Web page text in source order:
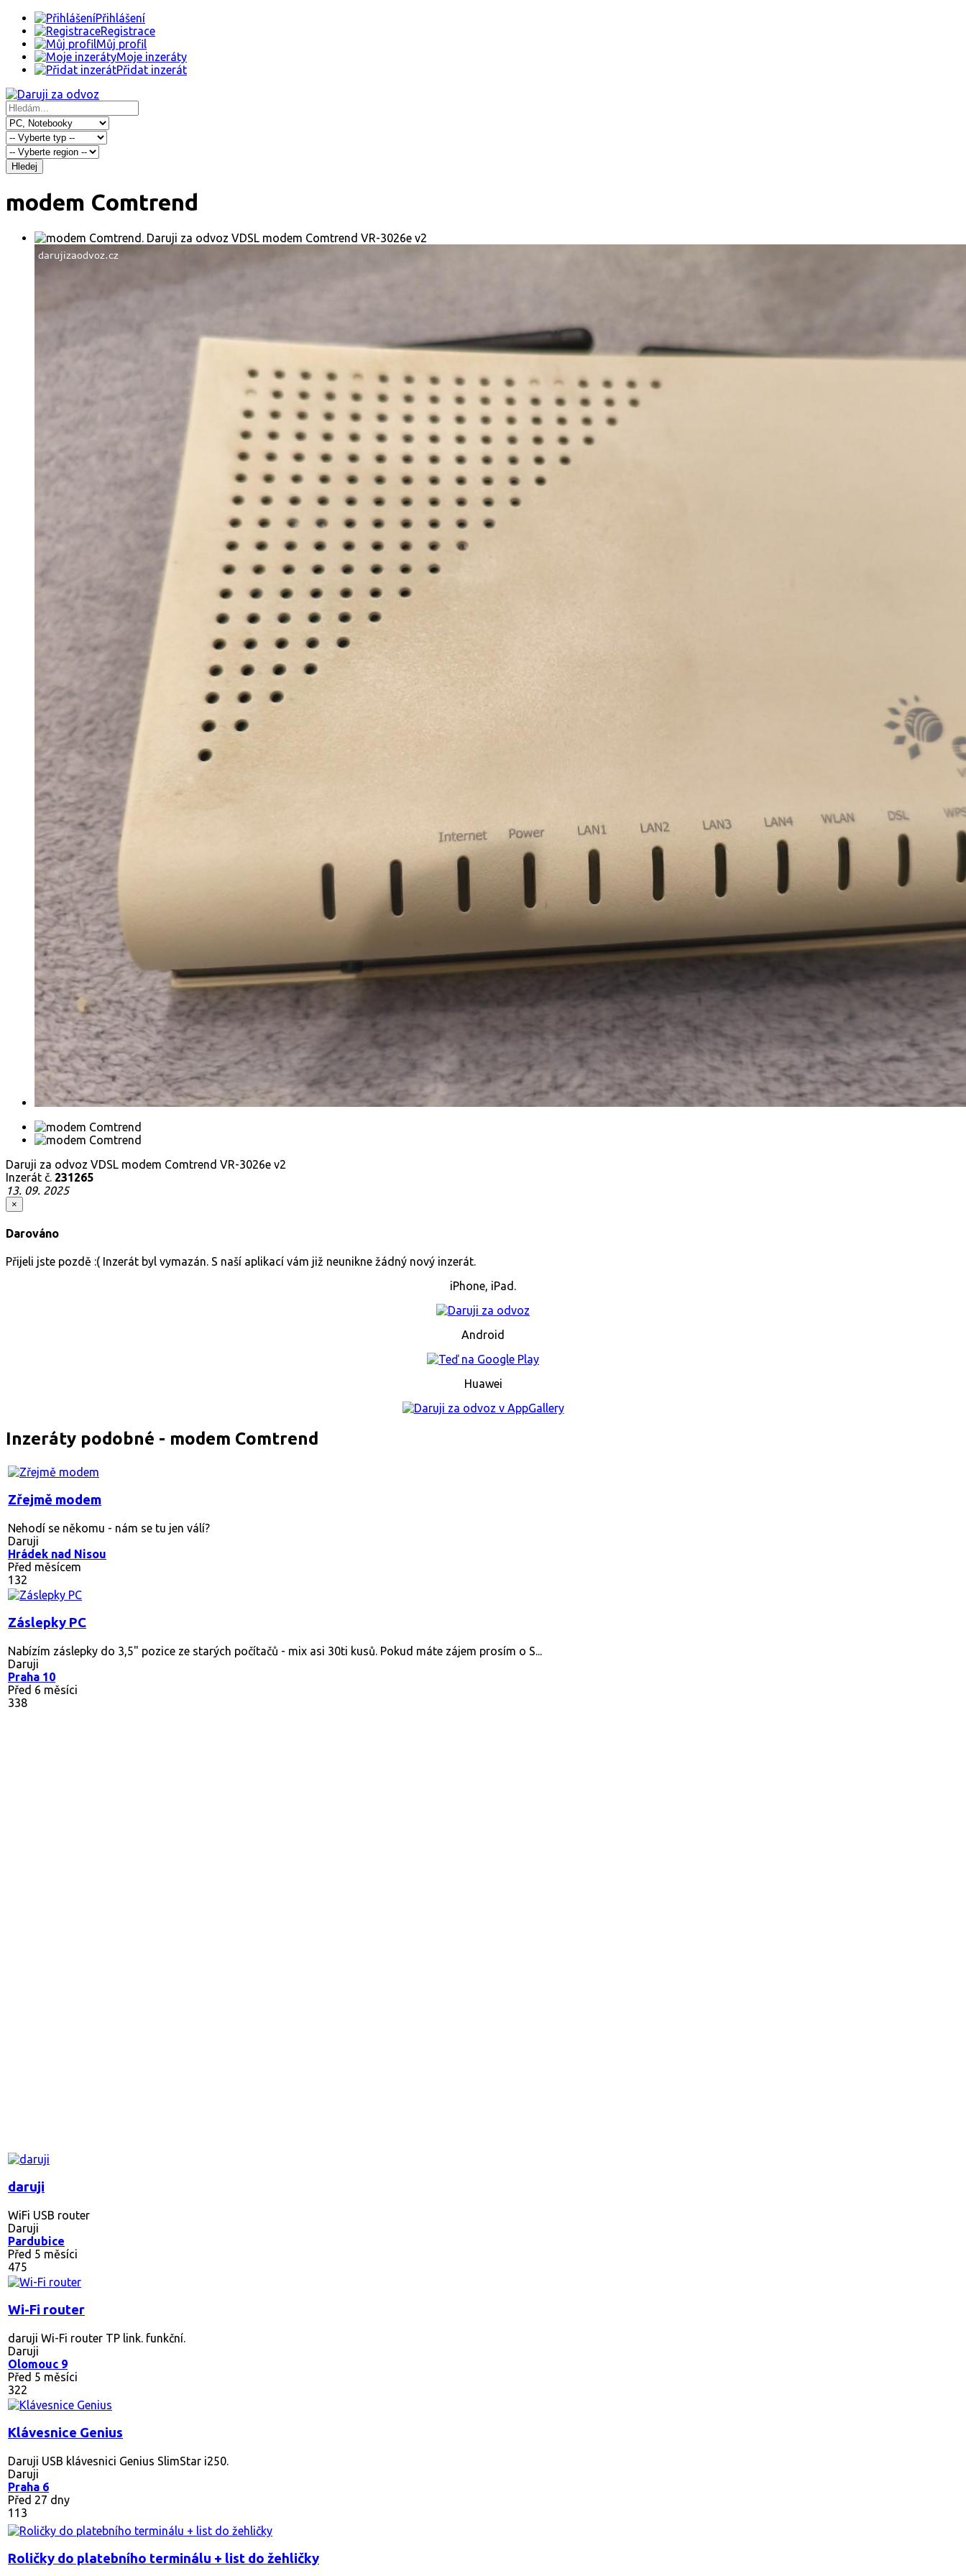
Přihlášení
Registrace
Můj profil
Moje inzeráty
Přidat inzerát
Hledej
modem Comtrend
Daruji za odvoz VDSL modem Comtrend VR-3026e v2
Inzerát č. 231265
13. 09. 2025
×
Darováno
Přijeli jste pozdě :( Inzerát byl vymazán. S naší aplikací vám již neunikne žádný nový inzerát.
iPhone, iPad.
Android
Huawei
Inzeráty podobné - modem Comtrend
Zřejmě modem
Nehodí se někomu - nám se tu jen válí?
Daruji
Hrádek nad Nisou
Před měsícem
132
Záslepky PC
Nabízím záslepky do 3,5" pozice ze starých počítačů - mix asi 30ti kusů. Pokud máte zájem prosím o S...
Daruji
Praha 10
Před 6 měsíci
338
daruji
WiFi USB router
Daruji
Pardubice
Před 5 měsíci
475
Wi-Fi router
daruji Wi-Fi router TP link. funkční.
Daruji
Olomouc 9
Před 5 měsíci
322
Klávesnice Genius
Daruji USB klávesnici Genius SlimStar i250.
Daruji
Praha 6
Před 27 dny
113
Roličky do platebního terminálu + list do žehličky